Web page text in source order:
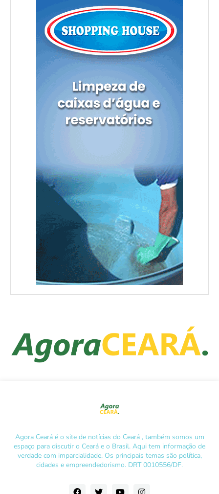
Agora Ceará é o site de notícias do Ceará , também somos um
espaço para discutir o Ceará e o Brasil. Aqui tem informação de
verdade com imparcialidade. Os principais temas são política,
cidades e empreendedorismo. DRT 0010556/DF.